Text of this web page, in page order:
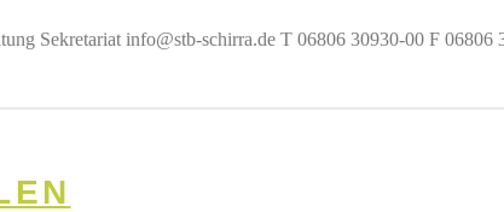
Sekretariat info@stb-schirra.de T 06806 30930-00 F